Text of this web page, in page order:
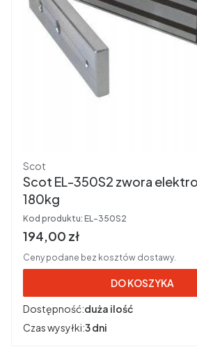
Producent
Scot
Scot EL-350S2 zwora
180kg
Kod produktu: EL-350S2
Cena brutto
194,00 zł
Ceny podane bez kosztów dostawy.
DO KOSZYKA
Dostępność:duża ilość
Czas wysyłki:3 dni